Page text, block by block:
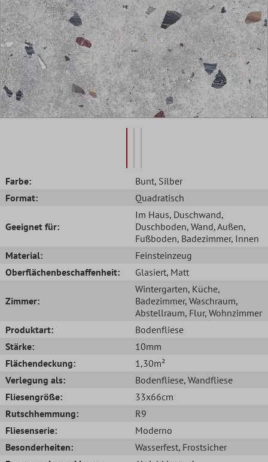
Farbe: Bunt, Silber
Format:
Quadratisch
Geeignet für:
Im Haus, Duschwand,
Duschboden, Wand, Außen,
Fußboden, Badezimmer, Innen
Material:
Feinsteinzeug
Oberflächenbeschaffenheit:
Glasiert, Matt
Zimmer:
Wintergarten, Küche,
Badezimmer, Waschraum,
Abstellraum, Flur, Wohnzimmer
Produktart:
Bodenfliese
Stärke:
10mm
Flächendeckung:
1,30m²
Verlegung als:
Bodenfliese, Wandfliese
Fliesengröße:
33x66cm
Rutschhemmung:
R9
Fliesenserie:
Moderno
Besonderheiten:
Wasserfest, Frostsicher